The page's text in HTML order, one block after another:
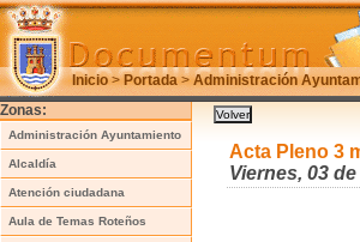
Inicio>Portada>Administración
Zonas:
Administración Ayuntamiento
Alcaldía
Atención ciudadana
Aula de Temas Roteños
Acta Pleno 3
Viernes, 03